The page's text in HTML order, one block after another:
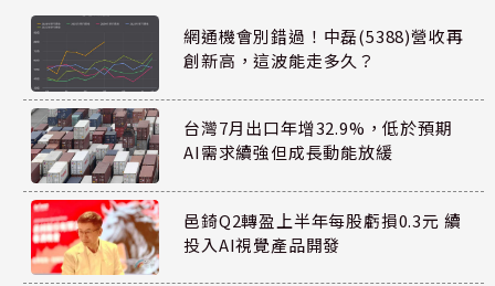
網通機會別錯過！中磊(5388)營收再
創新高，這波能走多久？
台灣7月出口年增32.9%，低於預期
AI需求續強但成長動能放緩
邑錡Q2轉盈上半年每股虧損0.3元 續
投入AI視覺產品開發